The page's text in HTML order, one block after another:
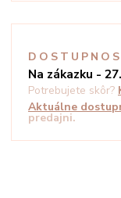
Na zákazku -
Potrebujete skôr?
Aktuálne
predajni.